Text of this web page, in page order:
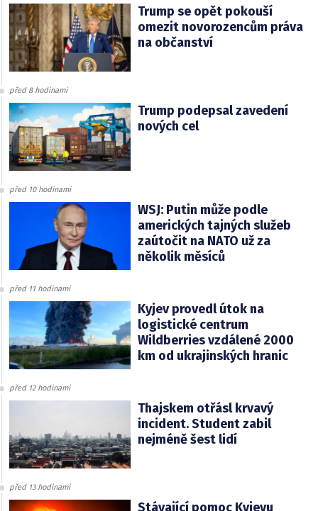
Trump se opět pokouší
omezit novorozencům práva
na občanství
před 8 hodinami
Trump podepsal zavedení
nových cel
před 10 hodinami
WSJ: Putin může podle
amerických tajných služeb
zaútočit na NATO už za
několik měsíců
před 11 hodinami
Kyjev provedl útok na
logistické centrum
Wildberries vzdálené 2000
km od ukrajinských hranic
před 12 hodinami
Thajskem otřásl krvavý
incident. Student zabil
nejméně šest lidí
před 13 hodinami
Stávající pomoc Kyjevu